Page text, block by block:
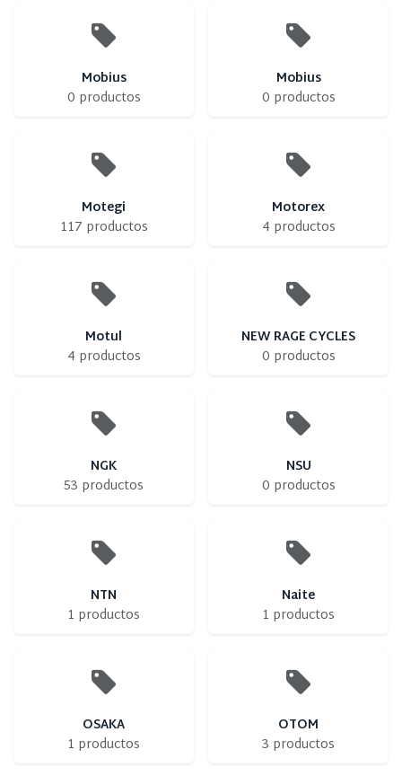
Mobius
0 productos
Mobius
0 productos
Motegi
117 productos
Motorex
4 productos
Motul
4 productos
NEW RAGE CYCLES
0 productos
NGK
53 productos
NSU
0 productos
NTN
1 productos
Naite
1 productos
OSAKA
1 productos
OTOM
3 productos